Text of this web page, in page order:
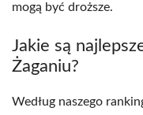
mogą być droższe.
Jakie są
Żaganiu?
Według naszego